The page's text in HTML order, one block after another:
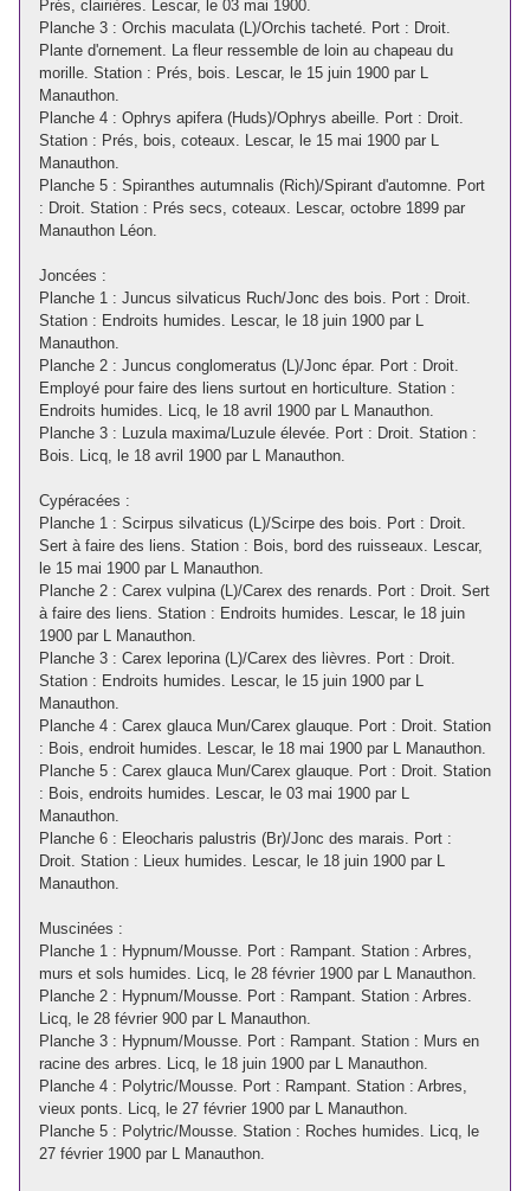
Prés, clairières. Lescar, le 03 mai 1900.
Planche 3 : Orchis maculata (L)/Orchis tacheté. Port : Droit.
Plante d'ornement. La fleur ressemble de loin au chapeau du
morille. Station : Prés, bois. Lescar, le 15 juin 1900 par L
Manauthon.
Planche 4 : Ophrys apifera (Huds)/Ophrys abeille. Port : Droit.
Station : Prés, bois, coteaux. Lescar, le 15 mai 1900 par L
Manauthon.
Planche 5 : Spiranthes autumnalis (Rich)/Spirant d'automne. Port
: Droit. Station : Prés secs, coteaux. Lescar, octobre 1899 par
Manauthon Léon.
Joncées :
Planche 1 : Juncus silvaticus Ruch/Jonc des bois. Port : Droit.
Station : Endroits humides. Lescar, le 18 juin 1900 par L
Manauthon.
Planche 2 : Juncus conglomeratus (L)/Jonc épar. Port : Droit.
Employé pour faire des liens surtout en horticulture. Station :
Endroits humides. Licq, le 18 avril 1900 par L Manauthon.
Planche 3 : Luzula maxima/Luzule élevée. Port : Droit. Station :
Bois. Licq, le 18 avril 1900 par L Manauthon.
Cypéracées :
Planche 1 : Scirpus silvaticus (L)/Scirpe des bois. Port : Droit.
Sert à faire des liens. Station : Bois, bord des ruisseaux. Lescar,
le 15 mai 1900 par L Manauthon.
Planche 2 : Carex vulpina (L)/Carex des renards. Port : Droit. Sert
à faire des liens. Station : Endroits humides. Lescar, le 18 juin
1900 par L Manauthon.
Planche 3 : Carex leporina (L)/Carex des lièvres. Port : Droit.
Station : Endroits humides. Lescar, le 15 juin 1900 par L
Manauthon.
Planche 4 : Carex glauca Mun/Carex glauque. Port : Droit. Station
: Bois, endroit humides. Lescar, le 18 mai 1900 par L Manauthon.
Planche 5 : Carex glauca Mun/Carex glauque. Port : Droit. Station
: Bois, endroits humides. Lescar, le 03 mai 1900 par L
Manauthon.
Planche 6 : Eleocharis palustris (Br)/Jonc des marais. Port :
Droit. Station : Lieux humides. Lescar, le 18 juin 1900 par L
Manauthon.
Muscinées :
Planche 1 : Hypnum/Mousse. Port : Rampant. Station : Arbres,
murs et sols humides. Licq, le 28 février 1900 par L Manauthon.
Planche 2 : Hypnum/Mousse. Port : Rampant. Station : Arbres.
Licq, le 28 février 900 par L Manauthon.
Planche 3 : Hypnum/Mousse. Port : Rampant. Station : Murs en
racine des arbres. Licq, le 18 juin 1900 par L Manauthon.
Planche 4 : Polytric/Mousse. Port : Rampant. Station : Arbres,
vieux ponts. Licq, le 27 février 1900 par L Manauthon.
Planche 5 : Polytric/Mousse. Station : Roches humides. Licq, le
27 février 1900 par L Manauthon.